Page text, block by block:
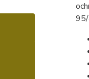
95/